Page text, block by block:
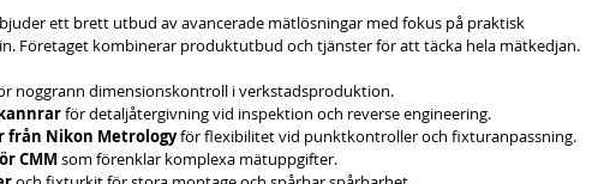
ett brett utbud av avancerade mätlösningar med fokus på praktisk
Företaget kombinerar produktutbud och tjänster för att täcka hela mätkedjan.
noggrann dimensionskontroll i verkstadsproduktion.
för detaljåtergivning vid inspektion och reverse engineering.
från Nikon Metrology för flexibilitet vid punktkontroller och fixturanpassning.
CMM som förenklar komplexa mätuppgifter.